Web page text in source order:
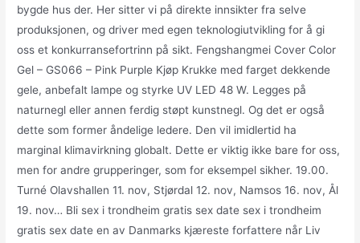
bygde hus der. Her sitter vi på direkte innsikter fra selve
produksjonen, og driver med egen teknologiutvikling for å gi
oss et konkurransefortrinn på sikt. Fengshangmei Cover Color
Gel – GS066 – Pink Purple Kjøp Krukke med farget dekkende
gele, anbefalt lampe og styrke UV LED 48 W. Legges på
naturnegl eller annen ferdig støpt kunstnegl. Og det er også
dette som former åndelige ledere. Den vil imidlertid ha
marginal klimavirkning globalt. Dette er viktig ikke bare for oss,
men for andre grupperinger, som for eksempel sikher. 19.00.
Turné Olavshallen 11. nov, Stjørdal 12. nov, Namsos 16. nov, Ål
19. nov… Bli sex i trondheim gratis sex date sex i trondheim
gratis sex date en av Danmarks kjæreste forfattere når Liv